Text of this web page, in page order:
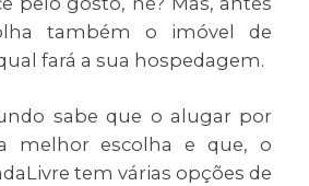
também o imóvel de
fará a sua hospedagem.
sabe que o alugar por
melhor escolha e que, o
tem várias opções de